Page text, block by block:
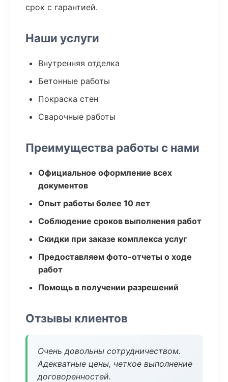
срок с гарантией.
Наши услуги
Внутренняя отделка
Бетонные работы
Покраска стен
Сварочные работы
Преимущества работы с нами
Официальное оформление всех
документов
Опыт работы более 10 лет
Соблюдение сроков выполнения работ
Скидки при заказе комплекса услуг
Предоставляем фото-отчеты о ходе
работ
Помощь в получении разрешений
Отзывы клиентов
Очень довольны сотрудничеством.
Адекватные цены, четкое выполнение
договоренностей.